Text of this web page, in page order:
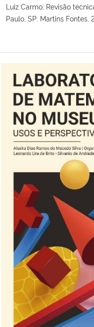
Luiz Carmo; Revisão
Paulo, SP: Martins Fontes,